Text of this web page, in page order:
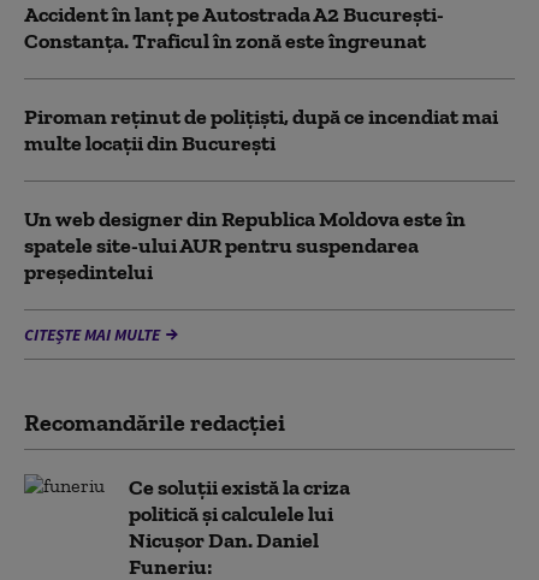
Accident în lanț pe Autostrada A2 București-
Constanța. Traficul în zonă este îngreunat
Piroman reţinut de poliţişti, după ce incendiat mai
multe locaţii din București
Un web designer din Republica Moldova este în
spatele site-ului AUR pentru suspendarea
președintelui
CITEȘTE MAI MULTE
Recomandările redacţiei
Ce soluții există la criza
politică și calculele lui
Nicușor Dan. Daniel
Funeriu: